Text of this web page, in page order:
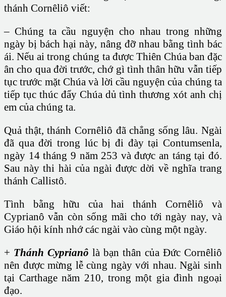
thánh Cornêliô viết:
– Chúng ta cầu nguyện cho nhau trong những
ngày bị bách hại này, nâng đỡ nhau bằng tình bác
ái. Nếu ai trong chúng ta được Thiên Chúa ban đặc
ân cho qua đời trước, chớ gì tình thân hữu vẫn tiếp
tục trước mặt Chúa và lời cầu nguyện của chúng ta
tiếp tục thúc đẩy Chúa dủ tình thương xót anh chị
em của chúng ta.
Quả thật, thánh Cornêliô đã chẳng sống lâu. Ngài
đã qua đời trong lúc bị đi đày tại Contumsenla,
ngày 14 tháng 9 năm 253 và được an táng tại đó.
Sau này thi hài của ngài được dời về nghĩa trang
thánh Callistô.
Tình bằng hữu của hai thánh Cornêliô và
Cyprianô vẫn còn sống mãi cho tới ngày nay, và
Giáo hội kính nhớ các ngài vào cùng một ngày.
+ Thánh Cyprianô là bạn thân của Đức Cornêliô
nên được mừng lễ cùng ngày với nhau. Ngài sinh
tại Carthage năm 210, trong một gia đình ngoại
đạo.